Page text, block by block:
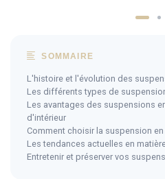
SOMMAIRE
L'histoire et l'évolution des
Les différents types de
Les avantages des suspensions
d'intérieur
Comment choisir la suspension
Les tendances actuelles en
Entretenir et préserver vos